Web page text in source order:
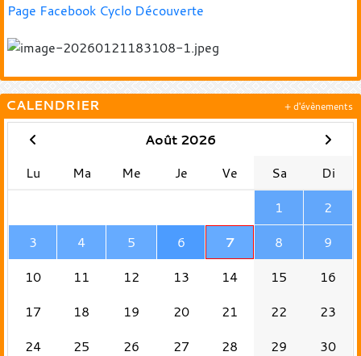
Page Facebook Cyclo Découverte
CALENDRIER
Août 2026
Lu
Ma Me Je Ve Sa
Di
1
2
3
4 5 6 7 8
9
10
11 12 13 14 15
16
17
18 19 20 21 22
23
24
25 26 27 28 29
30
+ d'évènements